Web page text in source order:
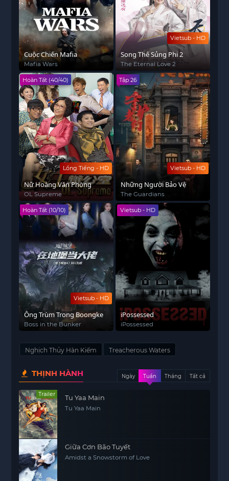
Cuộc Chiến Mafia
Mafia Wars
Vietsub - HD
Song Thế Sủng Phi 2
The Eternal Love 2
Lồng Tiếng - HD
Hoàn Tất (40/40)
Nữ Hoàng Văn Phòng
OL Supreme
Vietsub - HD
Tập 26
Những Người Bảo Vệ
The Guardians
Vietsub - HD
Hoàn Tất (10/10)
Ông Trùm Trong Boongke
Boss in the Bunker
Vietsub - HD
iPossessed
iPossessed
Nghịch Thủy Hàn Kiếm‎ Treacherous Waters
THỊNH HÀNH Ngày Tuần Tháng Tất cả
Trailer Tu Yaa Main
Tu Yaa Main
Giữa Cơn Bão Tuyết
Amidst a Snowstorm of Love